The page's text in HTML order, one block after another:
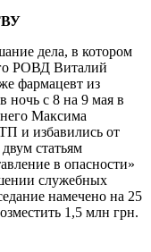
дела, в котором
РОВД Виталий
фармацевт из
ночь с 8 на 9 мая в
Максима
и избавились от
статьям
в опасности»
служебных
намечено на 25
1,5 млн грн.